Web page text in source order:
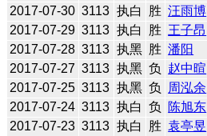
2017-07-30 3113 执白 胜 汪雨博
2017-07-29 3113 执白 胜 王子昂
2017-07-28 3113 执黑 胜 潘阳
2017-07-27 3113 执黑 负 赵中暄
2017-07-25 3113 执黑 负 周泓余
2017-07-24 3113 执白 负 陈旭东
2017-07-23 3113 执白 胜 袁亭昱